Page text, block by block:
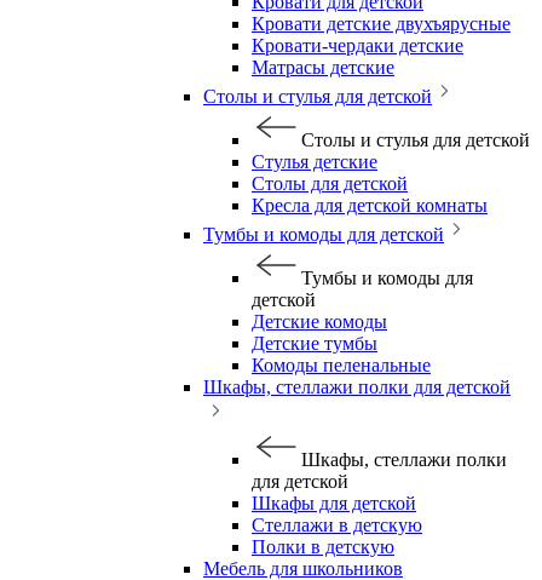
Кровати детские двухъярусные
Кровати-чердаки детские
Матрасы детские
Столы и стулья для детской
Столы и стулья для детской
Стулья детские
Столы для детской
Кресла для детской комнаты
Тумбы и комоды для детской
Тумбы и комоды для
детской
Детские комоды
Детские тумбы
Комоды пеленальные
Шкафы, стеллажи полки для детской
Шкафы, стеллажи полки
для детской
Шкафы для детской
Стеллажи в детскую
Полки в детскую
Мебель для школьников